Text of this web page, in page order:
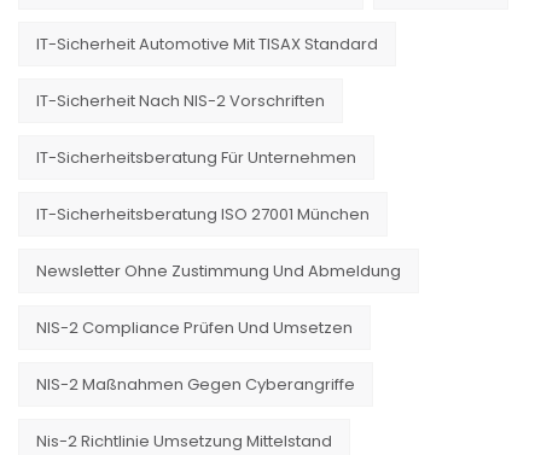
IT-Sicherheit Automotive Mit TISAX Standard
IT-Sicherheit Nach NIS-2 Vorschriften
IT-Sicherheitsberatung Für Unternehmen
IT-Sicherheitsberatung ISO 27001 München
Newsletter Ohne Zustimmung Und Abmeldung
NIS-2 Compliance Prüfen Und Umsetzen
NIS-2 Maßnahmen Gegen Cyberangriffe
Nis-2 Richtlinie Umsetzung Mittelstand